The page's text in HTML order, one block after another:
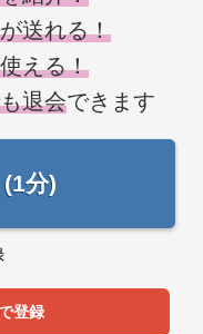
送れる！
える！
退会できます
分)
登録